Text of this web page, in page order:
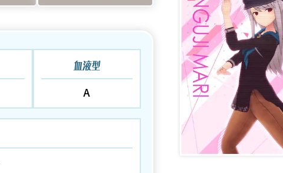
血液型
A